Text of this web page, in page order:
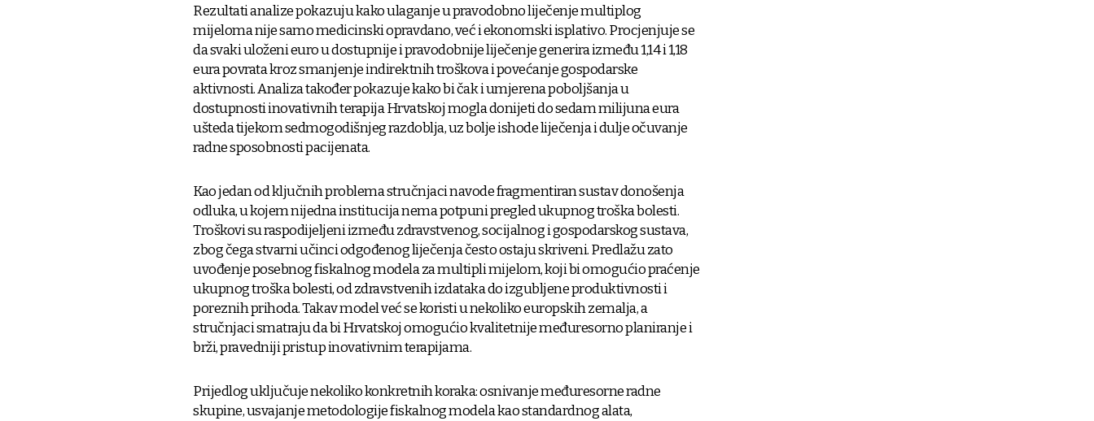
Rezultati analize pokazuju kako ulaganje u pravodobno liječenje multiplog
mijeloma nije samo medicinski opravdano, već i ekonomski isplativo. Procjenjuje se
da svaki uloženi euro u dostupnije i pravodobnije liječenje generira između 1,14 i 1,18
eura povrata kroz smanjenje indirektnih troškova i povećanje gospodarske
aktivnosti. Analiza također pokazuje kako bi čak i umjerena poboljšanja u
dostupnosti inovativnih terapija Hrvatskoj mogla donijeti do sedam milijuna eura
ušteda tijekom sedmogodišnjeg razdoblja, uz bolje ishode liječenja i dulje očuvanje
radne sposobnosti pacijenata.
Kao jedan od ključnih problema stručnjaci navode fragmentiran sustav donošenja
odluka, u kojem nijedna institucija nema potpuni pregled ukupnog troška bolesti.
Troškovi su raspodijeljeni između zdravstvenog, socijalnog i gospodarskog sustava,
zbog čega stvarni učinci odgođenog liječenja često ostaju skriveni. Predlažu zato
uvođenje posebnog fiskalnog modela za multipli mijelom, koji bi omogućio praćenje
ukupnog troška bolesti, od zdravstvenih izdataka do izgubljene produktivnosti i
poreznih prihoda. Takav model već se koristi u nekoliko europskih zemalja, a
stručnjaci smatraju da bi Hrvatskoj omogućio kvalitetnije međuresorno planiranje i
brži, pravedniji pristup inovativnim terapijama.
Prijedlog uključuje nekoliko konkretnih koraka: osnivanje međuresorne radne
skupine, usvajanje metodologije fiskalnog modela kao standardnog alata,